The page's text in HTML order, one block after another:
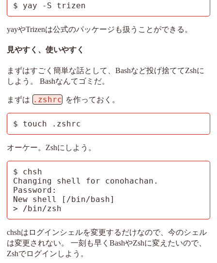
$ yay -S trizen
yayやTrizenは公式のパッケージも扱うことができる。
見やすく、使いやすく
まずはすごく簡単な話として、Bashなど投げ捨ててZshに
しよう。 Bashなんてゴミだ。
まずは .zshrc を作っておく。
$ touch .zshrc
オーケー。Zshにしよう。
$ chsh
Changing shell for conohachan.
Password:
New shell [/bin/bash]
> /bin/zsh
chshはログインシェルを変更するだけなので、今のシェル
は変更されない。 一刻も早くBashやZshに変えたいので、
Zshでログインしよう。